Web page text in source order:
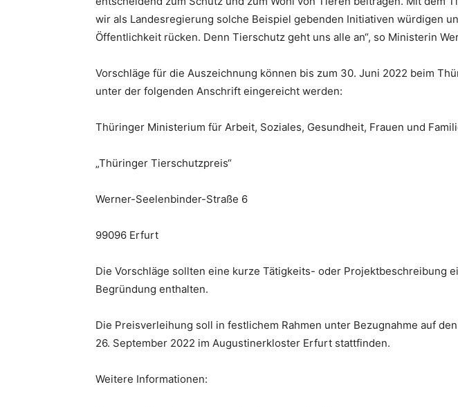
wir als Landesregierung solche Beispiel gebenden Initiativen würdigen
Öffentlichkeit rücken. Denn Tierschutz geht uns alle an“, so Ministerin
Vorschläge für die Auszeichnung können bis zum 30. Juni 2022 beim
unter der folgenden Anschrift eingereicht werden:
Thüringer Ministerium für Arbeit, Soziales, Gesundheit, Frauen und
„Thüringer Tierschutzpreis“
Werner-Seelenbinder-Straße 6
99096 Erfurt
Die Vorschläge sollten eine kurze Tätigkeits- oder Projektbeschreibung
Begründung enthalten.
Die Preisverleihung soll in festlichem Rahmen unter Bezugnahme auf
26. September 2022 im Augustinerkloster Erfurt stattfinden.
Weitere Informationen: